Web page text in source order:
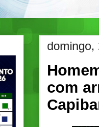
domingo,
com